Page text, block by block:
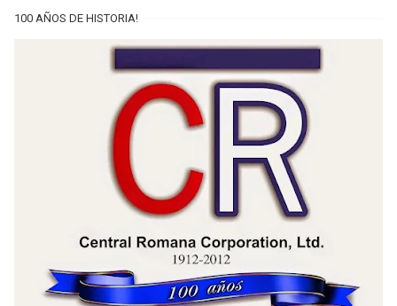
100 AÑOS DE HISTORIA!